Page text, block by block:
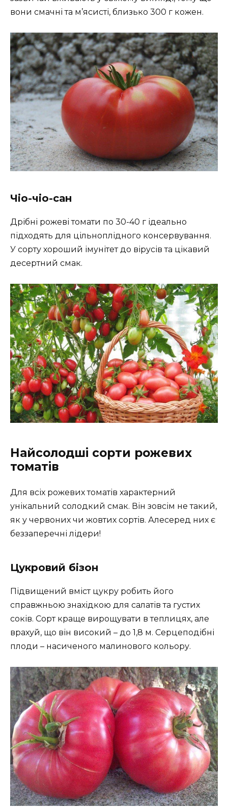
вони смачні та м’ясисті, близько 300 г кожен.
Чіо-чіо-сан
Дрібні рожеві томати по 30-40 г ідеально
підходять для цільноплідного консервування.
У сорту хороший імунітет до вірусів та цікавий
десертний смак.
Найсолодші сорти рожевих
томатів
Для всіх рожевих томатів характерний
унікальний солодкий смак. Він зовсім не такий,
як у червоних чи жовтих сортів. Алесеред них є
беззаперечні лідери!
Цукровий бізон
Підвищений вміст цукру робить його
справжньою знахідкою для салатів та густих
соків. Сорт краще вирощувати в теплицях, але
врахуй, що він високий – до 1,8 м. Серцеподібні
плоди – насиченого малинового кольору.